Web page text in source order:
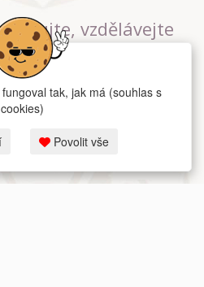
vzdělávejte
jógovém studiu v
Praze
tak, jak má (souhlas s
cookies)
Povolit vše